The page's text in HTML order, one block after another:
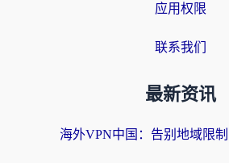
应用权限
联系我们
最新资讯